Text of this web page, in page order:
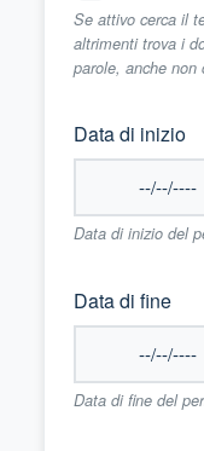
Se attivo cerca il
altrimenti trova i
parole, anche non
Data di inizio
Data di inizio del
Data di fine
Data di fine del